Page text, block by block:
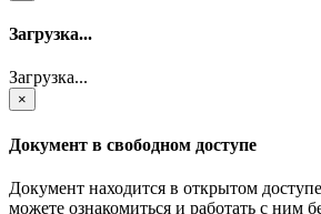
Загрузка...
Загрузка...
×
Документ в свободном доступе
Документ находится в открытом
можете ознакомиться и работать с ним